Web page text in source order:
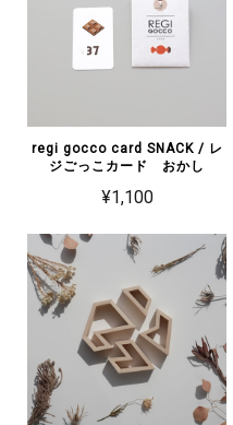
regi gocco card SNACK / レ
ジごっこカード おかし
¥1,100